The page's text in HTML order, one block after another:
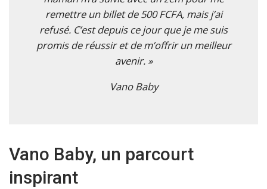
remettre un billet de 500 FCFA, mais j’ai
refusé. C’est depuis ce jour que je me suis
promis de réussir et de m’offrir un meilleur
avenir. »
Vano Baby
Vano Baby, un parcourt
inspirant